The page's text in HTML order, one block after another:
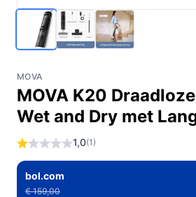
MOVA
MOVA K20
Wet and Dry met
1,0(1)
bol.com
€ 159,00